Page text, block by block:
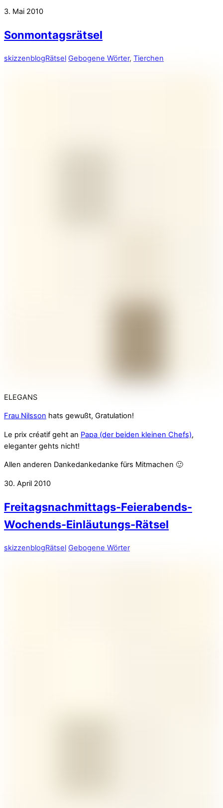
3. Mai 2010
Sonmontagsrätsel
skizzenblogRätsel Gebogene Wörter, Tierchen
ELEGANS
Frau Nilsson hats gewußt, Gratulation!
Le prix créatif geht an Papa (der beiden kleinen Chefs),
eleganter gehts nicht!
Allen anderen Dankedankedanke fürs Mitmachen 🙂
30. April 2010
Freitagsnachmittags-Feierabends-
Wochends-Einläutungs-Rätsel
skizzenblogRätsel Gebogene Wörter